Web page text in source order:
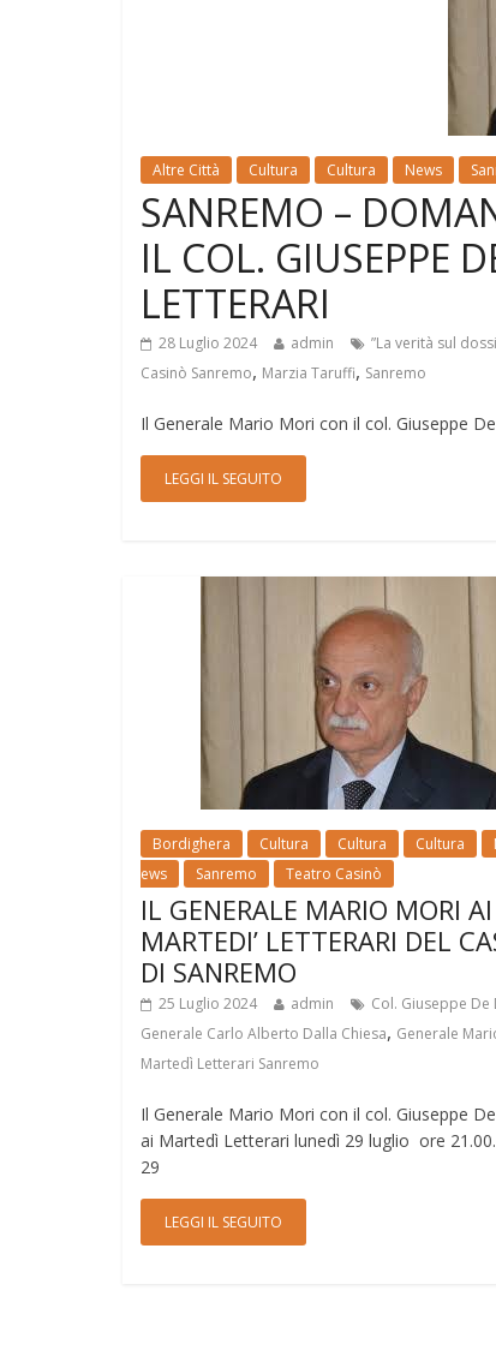
Altre Città Cultura Cultura News
SANREMO –
IL COL. GIUSEPPE
LETTERARI
28 Luglio 2024 admin ”La verità sul
Casinò Sanremo, Marzia Taruffi, Sanremo
Il Generale Mario Mori con il col. Giuseppe
LEGGI IL SEGUITO
Bordighera Cultura Cultura Cultura
ews
Sanremo Teatro Casinò
IL GENERALE MARIO MORI AI
MARTEDI’ LETTERARI DEL
DI SANREMO
25 Luglio 2024 admin Col. Giuseppe De
Generale Carlo Alberto Dalla Chiesa, Generale
Martedì Letterari Sanremo
Il Generale Mario Mori con il col. Giuseppe
ai Martedì Letterari lunedì 29 luglio ore
29
LEGGI IL SEGUITO